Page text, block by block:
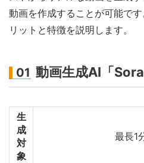
動画を作成することが可能で
リットと特徴を説明します。
01 動画生成AI「
生
成
対
象
最長1